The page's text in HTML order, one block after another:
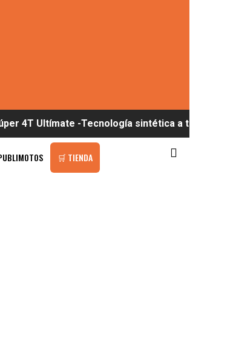
-Tecnología sintética a tu alcance
🛒 TIENDA